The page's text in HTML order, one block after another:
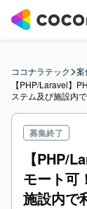
ココナラテック>案
【PHP/Laravel】
ステム及び施設内
募集終了
【PHP/
モート可
施設内で